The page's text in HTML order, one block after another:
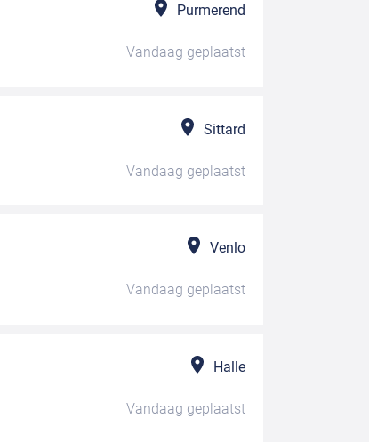
Purmerend
Vandaag geplaatst
Sittard
Vandaag geplaatst
Venlo
Vandaag geplaatst
Halle
Vandaag geplaatst